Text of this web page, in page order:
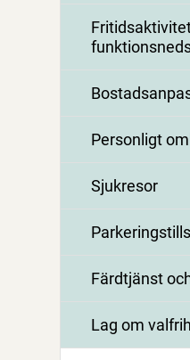
Personligt
Sjukresor
Färdtjänst
Lag om